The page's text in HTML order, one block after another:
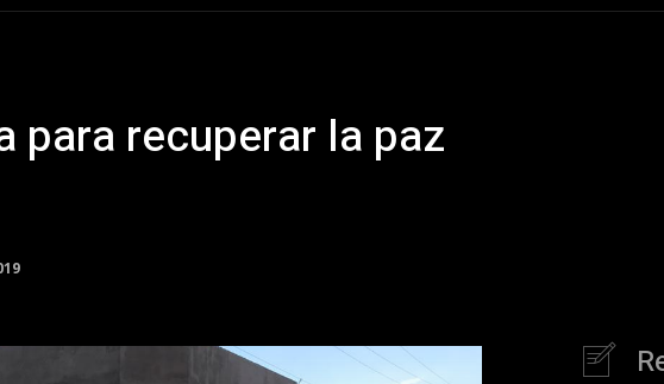
para recuperar la paz